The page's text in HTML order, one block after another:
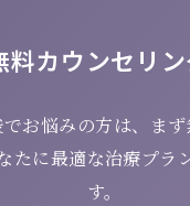
料カウンセリ
でお悩みの方は、ま
たに最適な治療プラ
す。